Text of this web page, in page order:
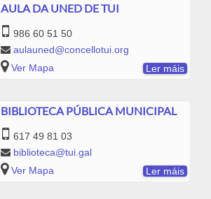
AULA DA UNED DE TUI
986 60 51 50
aulauned@concellotui.org
Ver Mapa
Ler máis
BIBLIOTECA PÚBLICA MUNICIPAL
617 49 81 03
biblioteca@tui.gal
Ver Mapa
Ler máis